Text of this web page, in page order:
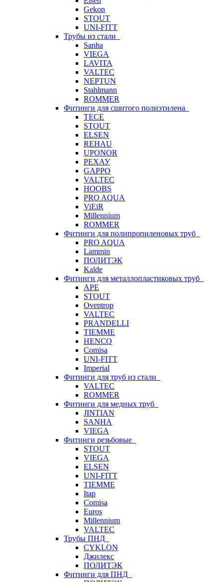
Gekon
STOUT
UNI-FITT
Трубы из стали
Sanha
VIEGA
LAVITA
VALTEC
NEPTUN
Stahlmann
ROMMER
Фитинги для сшитого полиэтилена
TECE
STOUT
ELSEN
REHAU
UPONOR
РЕХАУ
GAPPO
VALTEC
HOOBS
PRO AQUA
ViEiR
Millennium
ROMMER
Фитинги для полипропиленовых труб
PRO AQUA
Lammin
ПОЛИТЭК
Kalde
Фитинги для металлопластиковых труб
APE
STOUT
Oventrop
VALTEC
PRANDELLI
TIEMME
HENCO
Comisa
UNI-FITT
Imperial
Фитинги для труб из стали
VALTEC
ROMMER
Фитинги для медных труб
JINTIAN
SANHA
VIEGA
Фитинги резьбовые
STOUT
VIEGA
ELSEN
UNI-FITT
TIEMME
Itap
Comisa
Euros
Millennium
VALTEC
Трубы ПНД
CYKLON
Джилекс
ПОЛИТЭК
Фитинги для ПНД